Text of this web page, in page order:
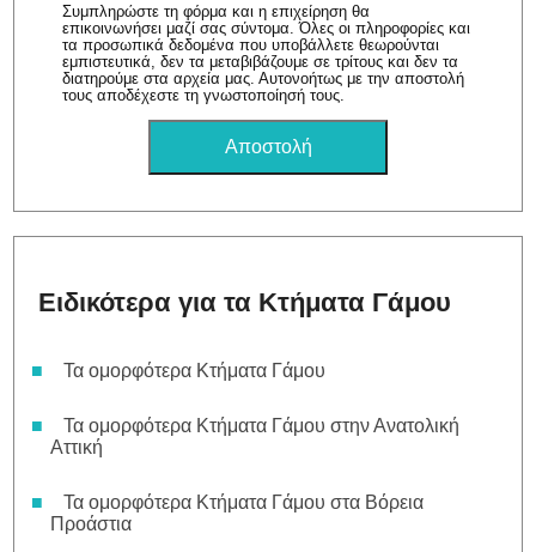
Συμπληρώστε τη φόρμα και η επιχείρηση θα
επικοινωνήσει μαζί σας σύντομα. Όλες οι πληροφορίες και
τα προσωπικά δεδομένα που υποβάλλετε θεωρούνται
εμπιστευτικά, δεν τα μεταβιβάζουμε σε τρίτους και δεν τα
διατηρούμε στα αρχεία μας. Αυτονοήτως με την αποστολή
τους αποδέχεστε τη γνωστοποίησή τους.
Ειδικότερα για τα Κτήματα Γάμου
Τα ομορφότερα Κτήματα Γάμου
Τα ομορφότερα Κτήματα Γάμου στην Ανατολική
Αττική
Τα ομορφότερα Κτήματα Γάμου στα Βόρεια
Προάστια